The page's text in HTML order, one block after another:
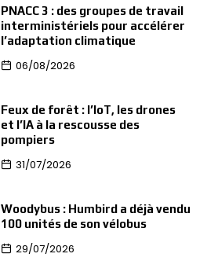
PNACC 3 : des groupes de travail
interministériels pour accélérer
l’adaptation climatique
06/08/2026
Feux de forêt : l’IoT, les drones
et l’IA à la rescousse des
pompiers
31/07/2026
Woodybus : Humbird a déjà vendu
100 unités de son vélobus
29/07/2026